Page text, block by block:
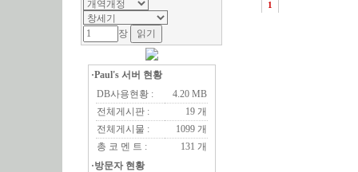
장
·Paul's 서버 현황
DB사용현황 :
4.20 MB
전체게시판 :
19 개
전체게시물 :
1099 개
총 코 멘 트 :
131 개
·방문자 현황
1